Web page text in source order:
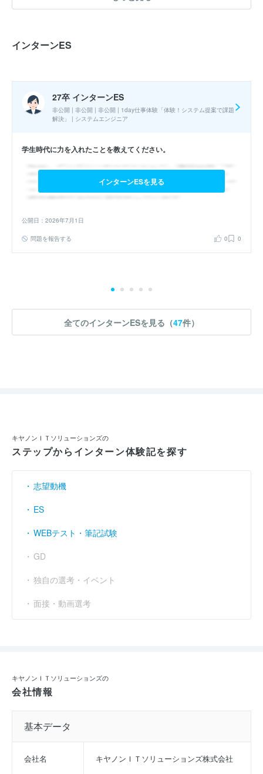
選考フロー : エントリーシート
実施時期 : 2025年11月開催 / 期間 : 1日間 / インターンの形式 : ワー
ク・ケーススタディ / コース : 1day仕事体験「体験！システム提案
で課題解決」
参加人数 : 20人
参加学生の大学 :
情報系学部・院生が中心だったが、文系学生も一
定数参加していた。
27卒 夏インターン
WebPerformer-NXを用いたローコード開発
実施時期 : 2025年8月開催 / 期間 : 5日間 / インターンの形式 : 短期プ
ロジェクト（業務体験） / コース : 5dayインターンシップ「開発！
インターンES
27卒 インターンES
非公開 | 非公開 | 非公開 | 1day仕事体験「体験！システム提案で課題
解決」 | システムエンジニア
学生時代に力を入れたことを教えてください。
インターンESを見る
公開日：2026年7月1日
問題を報告する 0 0
全てのインターンESを見る（47件）
キヤノンＩＴソリューションズの
ステップからインターン体験記を探す
志望動機
ES
WEBテスト・筆記試験
GD
独自の選考・イベント
面接・動画選考
キヤノンＩＴソリューションズの
会社情報
基本データ
会社名 キヤノンＩＴソリューションズ株式会社